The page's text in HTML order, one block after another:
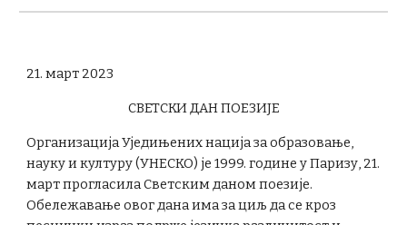
21. март 2023
СВЕТСКИ ДАН ПОЕЗИЈЕ
Организацијa Уједињених нација за образовање,
науку и културу (УНЕСКО) је 1999. године у Паризу, 21.
март прогласила Светским даном поезије.
Обележавање овог дана има за циљ да се кроз